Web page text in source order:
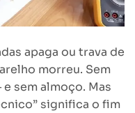
apaga ou trava de
morreu. Sem
sem almoço. Mas
significa o fim